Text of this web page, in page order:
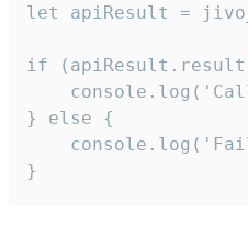
let apiResult =
if
} else {
}